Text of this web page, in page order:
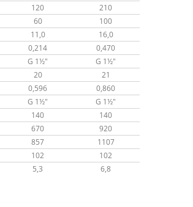
120
210
60
100
11,0
16,0
0,214
0,470
G 1½"
G 1½"
20
21
0,596
0,860
G 1½"
G 1½"
140
140
670
920
857
1107
102
102
5,3 6,8